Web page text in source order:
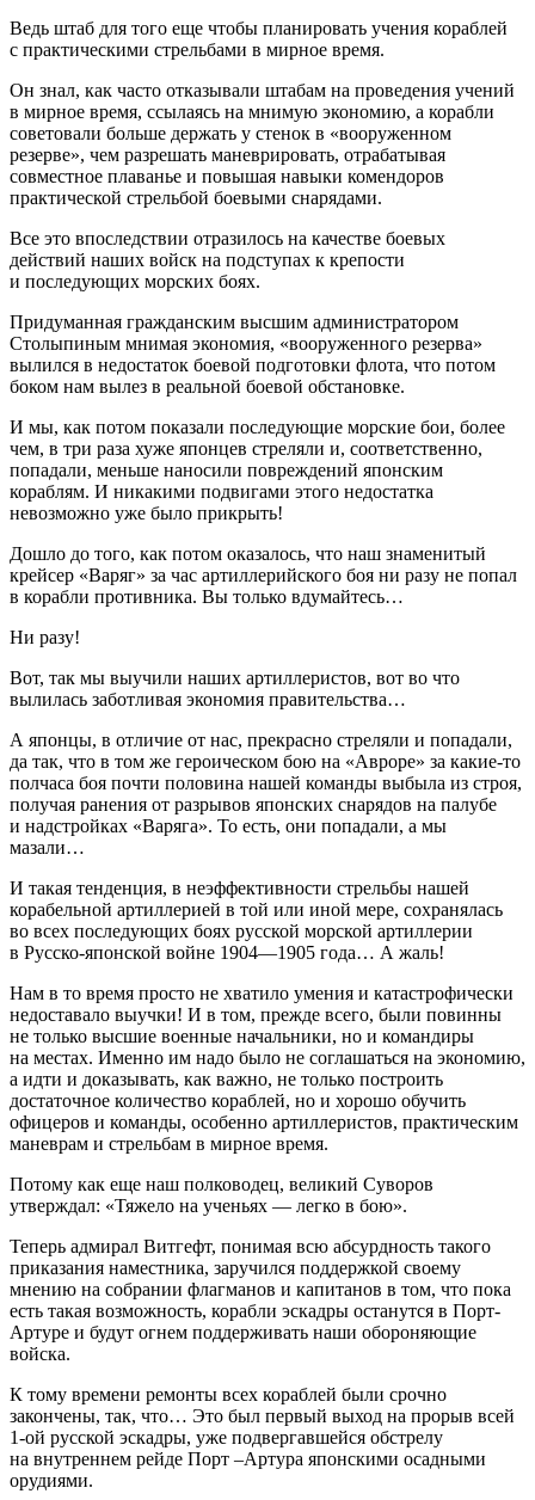
Ведь штаб для того еще чтобы планировать учения кораблей
с практическими стрельбами в мирное время.
Он знал, как часто отказывали штабам на проведения учений
в мирное время, ссылаясь на мнимую экономию, а корабли
советовали больше держать у стенок в «вооруженном
резерве», чем разрешать маневрировать, отрабатывая
совместное плаванье и повышая навыки комендоров
практической стрельбой боевыми снарядами.
Все это впоследствии отразилось на качестве боевых
действий наших войск на подступах к крепости
и последующих морских боях.
Придуманная гражданским высшим администратором
Столыпиным мнимая экономия, «вооруженного резерва»
вылился в недостаток боевой подготовки флота, что потом
боком нам вылез в реальной боевой обстановке.
И мы, как потом показали последующие морские бои, более
чем, в три раза хуже японцев стреляли и, соответственно,
попадали, меньше наносили повреждений японским
кораблям. И никакими подвигами этого недостатка
невозможно уже было прикрыть!
Дошло до того, как потом оказалось, что наш знаменитый
крейсер «Варяг» за час артиллерийского боя ни разу не попал
в корабли противника. Вы только вдумайтесь…
Ни разу!
Вот, так мы выучили наших артиллеристов, вот во что
вылилась заботливая экономия правительства…
А японцы, в отличие от нас, прекрасно стреляли и попадали,
да так, что в том же героическом бою на «Авроре» за какие-то
полчаса боя почти половина нашей команды выбыла из строя,
получая ранения от разрывов японских снарядов на палубе
и надстройках «Варяга». То есть, они попадали, а мы
мазали…
И такая тенденция, в неэффективности стрельбы нашей
корабельной артиллерией в той или иной мере, сохранялась
во всех последующих боях русской морской артиллерии
в Русско-японской войне 1904—1905 года… А жаль!
Нам в то время просто не хватило умения и катастрофически
недоставало выучки! И в том, прежде всего, были повинны
не только высшие военные начальники, но и командиры
на местах. Именно им надо было не соглашаться на экономию,
а идти и доказывать, как важно, не только построить
достаточное количество кораблей, но и хорошо обучить
офицеров и команды, особенно артиллеристов, практическим
маневрам и стрельбам в мирное время.
Потому как еще наш полководец, великий Суворов
утверждал: «Тяжело на ученьях — легко в бою».
Теперь адмирал Витгефт, понимая всю абсурдность такого
приказания наместника, заручился поддержкой своему
мнению на собрании флагманов и капитанов в том, что пока
есть такая возможность, корабли эскадры останутся в Порт-
Артуре и будут огнем поддерживать наши обороняющие
войска.
К тому времени ремонты всех кораблей были срочно
закончены, так, что… Это был первый выход на прорыв всей
1-ой русской эскадры, уже подвергавшейся обстрелу
на внутреннем рейде Порт –Артура японскими осадными
орудиями.